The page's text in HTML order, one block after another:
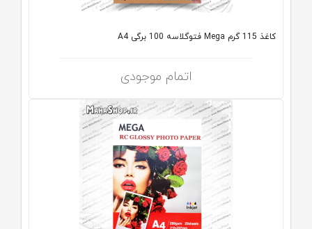
کاغذ 115 گرم Mega فتوگلاسه 100 برگی A4
اتمام موجودی